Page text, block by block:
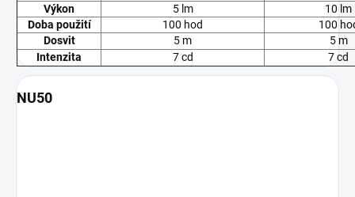
Výkon
5 lm
10 lm
Doba použití
100 hod
100
Dosvit
5 m
5 m
Intenzita
7 cd 7 cd
NU50